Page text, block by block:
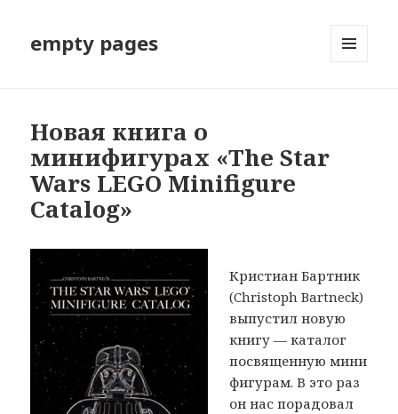
empty pages
Новая книга о
минифигурах «The Star
Wars LEGO Minifigure
Catalog»
Кристиан Бартник
(Christoph Bartneck)
выпустил новую
книгу — каталог
посвященную мини
фигурам. В это раз
он нас порадовал